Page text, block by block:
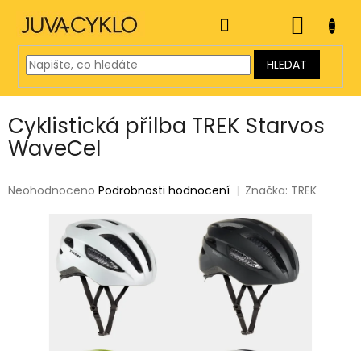
obsah
HLEDAT
KOŠÍK
Cyklistická přilba TREK Starvos
WaveCel
Průměrné
Neohodnoceno Podrobnosti hodnocení Značka: TREK